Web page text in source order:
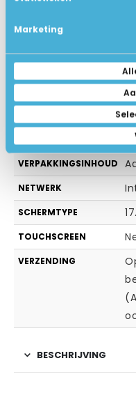
Marketing
DVD SPELER
INSTALLATIE
VERPAKKINGSINHOUD
NETWERK
SCHERMTYPE
TOUCHSCREEN
VERZENDING
BESCHRIJVING